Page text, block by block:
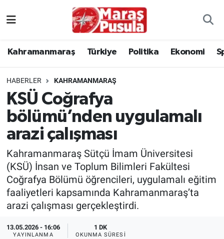
Kahramanmaraş Türkiye Politika Ekonomi
HABERLER KAHRAMANMARAŞ
KSÜ Coğrafya
bölümü’nden uygulamalı
arazi çalışması
Kahramanmaraş Sütçü İmam Üniversitesi
(KSÜ) İnsan ve Toplum Bilimleri Fakültesi
Coğrafya Bölümü öğrencileri, uygulamalı eğitim
faaliyetleri kapsamında Kahramanmaraş’ta
arazi çalışması gerçekleştirdi.
13.05.2026 - 16:06
YAYINLANMA
1 DK
OKUNMA SÜRESI
Türkiye
Politika
Ekonomi
Spor
Kültür Sanat
İstanbul Namaz Vakitleri
İstanbul Trafik Yoğunluk Haritası
Süper Lig Puan Durumu ve Fikstür
Tüm Manşetler
Son Dakika Haberleri